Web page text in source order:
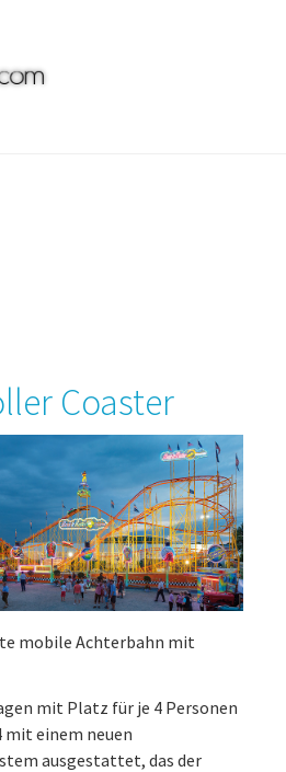
Coaster
mobile Achterbahn mit
mit Platz für je 4 Personen
mit einem neuen
ausgestattet, das der